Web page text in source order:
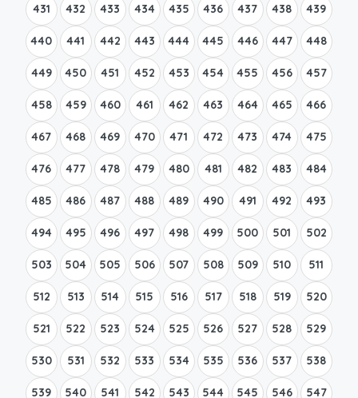
431 432 433 434 435 436 437 438 439
440 441 442 443 444 445 446 447 448
449 450 451 452 453 454 455 456 457
458 459 460 461 462 463 464 465 466
467 468 469 470 471 472 473 474 475
476 477 478 479 480 481 482 483 484
485 486 487 488 489 490 491 492 493
494 495 496 497 498 499 500 501 502
503 504 505 506 507 508 509 510 511
512 513 514 515 516 517 518 519 520
521 522 523 524 525 526 527 528 529
530 531 532 533 534 535 536 537 538
539 540 541 542 543 544 545 546 547